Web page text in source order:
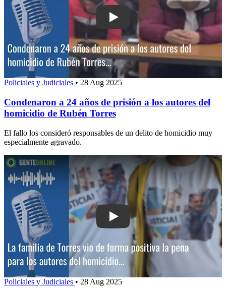
Play: Condenaron a 24 años de
Policiales y Judiciales • 28 Aug 2025
Condenaron a 24 años de prisión a los autores del
homicidio de Rubén Torres
El fallo los consideró responsables de un delito de homicidio muy
especialmente agravado.
Play: La familia de Torres vio de
Policiales y Judiciales • 28 Aug 2025